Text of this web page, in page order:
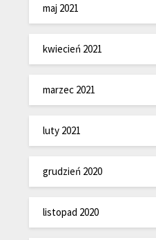
maj 2021
kwiecień 2021
marzec 2021
luty 2021
grudzień 2020
listopad 2020